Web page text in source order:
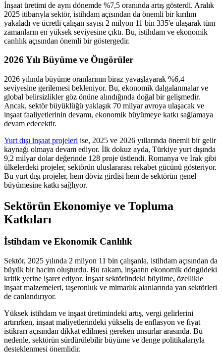
İnşaat üretimi de aynı dönemde %7,5 oranında artış gösterdi. Aralık
2025 itibarıyla sektör, istihdam açısından da önemli bir kırılım
yakaladı ve ücretli çalışan sayısı 2 milyon 11 bin 335'e ulaşarak tüm
zamanların en yüksek seviyesine çıktı. Bu, istihdam ve ekonomik
canlılık açısından önemli bir göstergedir.
2026 Yılı Büyüme ve Öngörüler
2026 yılında büyüme oranlarının biraz yavaşlayarak %6,4
seviyesine gerilemesi bekleniyor. Bu, ekonomik dalgalanmalar ve
global belirsizlikler göz önüne alındığında doğal bir gelişmedir.
Ancak, sektör büyüklüğü yaklaşık 70 milyar avroya ulaşacak ve
inşaat faaliyetlerinin devamı, ekonomik büyümeye katkı sağlamaya
devam edecektir.
Yurt dışı inşaat projeleri ise, 2025 ve 2026 yıllarında önemli bir gelir
kaynağı olmaya devam ediyor. İlk dokuz ayda, Türkiye yurt dışında
9,2 milyar dolar değerinde 128 proje üstlendi. Romanya ve Irak gibi
ülkelerdeki projeler, sektörün uluslararası rekabet gücünü gösteriyor.
Bu yurt dışı projeler, hem döviz girdisi hem de sektörün genel
büyümesine katkı sağlıyor.
Sektörün Ekonomiye ve Topluma
Katkıları
İstihdam ve Ekonomik Canlılık
Sektör, 2025 yılında 2 milyon 11 bin çalışanla, istihdam açısından da
büyük bir hacim oluşturdu. Bu rakam, inşaatın ekonomik döngüdeki
kritik yerine işaret ediyor. İnşaat sektöründeki büyüme, özellikle
inşaat malzemeleri, taşeronluk ve mimarlık alanlarında yan sektörleri
de canlandırıyor.
Yüksek istihdam ve inşaat üretimindeki artış, vergi gelirlerini
artırırken, inşaat maliyetlerindeki yükseliş de enflasyon ve fiyat
istikrarı açısından dikkat edilmesi gereken unsurlar arasında. Bu
nedenle, sektörün sürdürülebilir büyüme ve denge politikalarıyla
desteklenmesi önemlidir.